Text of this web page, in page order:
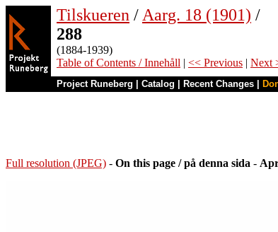
Tilskueren / Aarg. 18 (1901) /
288
(1884-1939)
Table of Contents / Innehåll | << Previous | Next
Project Runeberg Catalog Recent Changes
Full resolution (JPEG) - On this page / på denna sida -